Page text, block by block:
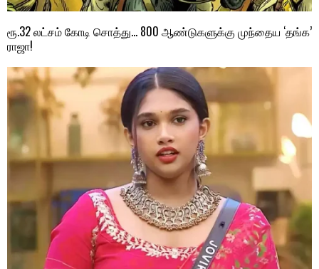
ரூ.32 லட்சம் கோடி சொத்து… 800 ஆண்டுகளுக்கு முந்தைய ‘தங்க’
ராஜா!